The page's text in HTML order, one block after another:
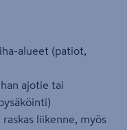
alueet (patiot,
ajotie tai
liikenne, myös